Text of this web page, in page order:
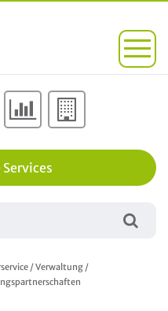
/Verwaltung /